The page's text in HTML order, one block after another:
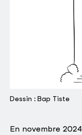
Dessin : Bap Tiste
En novembre